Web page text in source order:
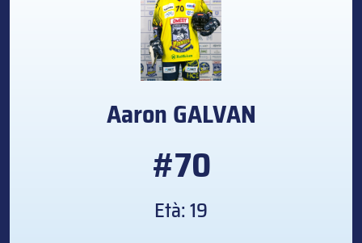
AaronGALVAN
#70
Età: 19